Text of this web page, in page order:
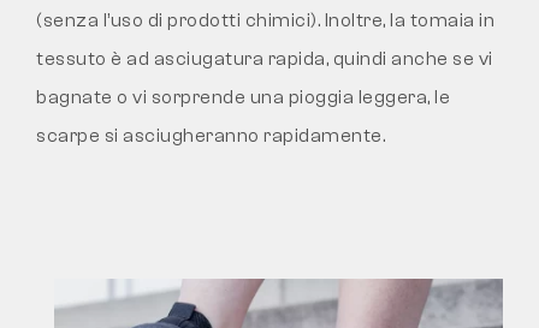
(senza l’uso di prodotti chimici). Inoltre, la tomaia in
tessuto è ad asciugatura rapida, quindi anche se vi
bagnate o vi sorprende una pioggia leggera, le
scarpe si asciugheranno rapidamente.